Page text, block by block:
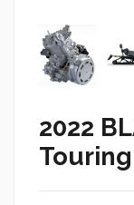
2022
Touring